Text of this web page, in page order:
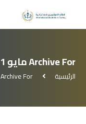
Archive For مايو 31st, 2021
الرئيسية Archive For مايو 31st, 2021